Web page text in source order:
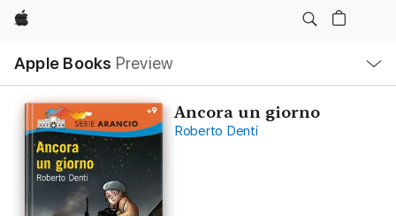
Apple
Apple Books Preview
lokaal
navigatiemenu
Ancora un giorno
Roberto Denti